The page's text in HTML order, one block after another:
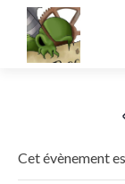
Cet évènement